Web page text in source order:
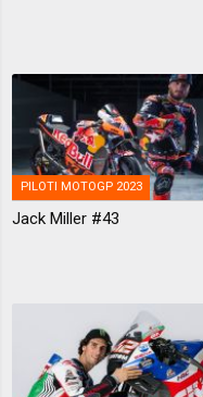
PILOTI MOTOGP 2023
Jack Miller #43